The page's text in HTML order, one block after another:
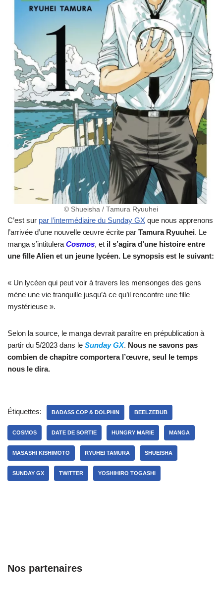
© Shueisha / Tamura Ryuuhei
C’est sur par l’intermédiaire du Sunday GX que nous apprenons
l’arrivée d’une nouvelle œuvre écrite par Tamura Ryuuhei. Le
manga s’intitulera Cosmos, et il s’agira d’une histoire entre
une fille Alien et un jeune lycéen. Le synopsis est le suivant:
« Un lycéen qui peut voir à travers les mensonges des gens
mène une vie tranquille jusqu’à ce qu’il rencontre une fille
mystérieuse ».
Selon la source, le manga devrait paraître en prépublication à
partir du 5/2023 dans le Sunday GX. Nous ne savons pas
combien de chapitre comportera l’œuvre, seul le temps
nous le dira.
Étiquettes: BADASS COP & DOLPHIN BEELZEBUB
COSMOS DATE DE SORTIE HUNGRY MARIE MANGA
MASASHI KISHIMOTO RYUHEI TAMURA SHUEISHA
SUNDAY GX TWITTER YOSHIHIRO TOGASHI
Nos partenaires